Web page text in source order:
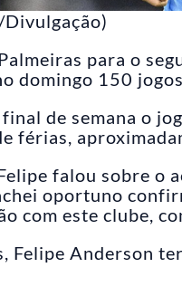
para o
domingo 150
de semana o
férias,
falou sobre o
oportuno
com este clube,
Felipe Anderson